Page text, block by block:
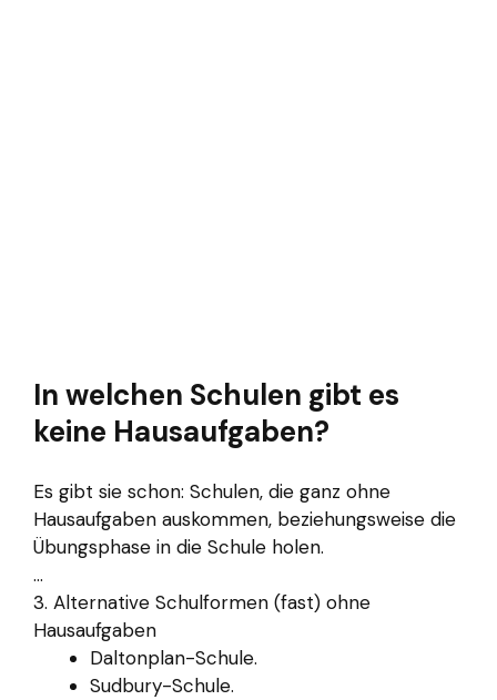
In welchen Schulen gibt es
keine Hausaufgaben?
Es gibt sie schon: Schulen, die ganz ohne
Hausaufgaben auskommen, beziehungsweise die
Übungsphase in die Schule holen.
...
3. Alternative Schulformen (fast) ohne
Hausaufgaben
Daltonplan-Schule.
Sudbury-Schule.